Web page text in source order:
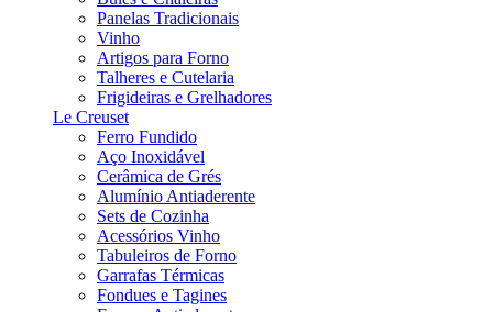
Panelas Tradicionais
Vinho
Artigos para Forno
Talheres e Cutelaria
Frigideiras e Grelhadores
Le Creuset
Ferro Fundido
Aço Inoxidável
Cerâmica de Grés
Alumínio Antiaderente
Sets de Cozinha
Acessórios Vinho
Tabuleiros de Forno
Garrafas Térmicas
Fondues e Tagines